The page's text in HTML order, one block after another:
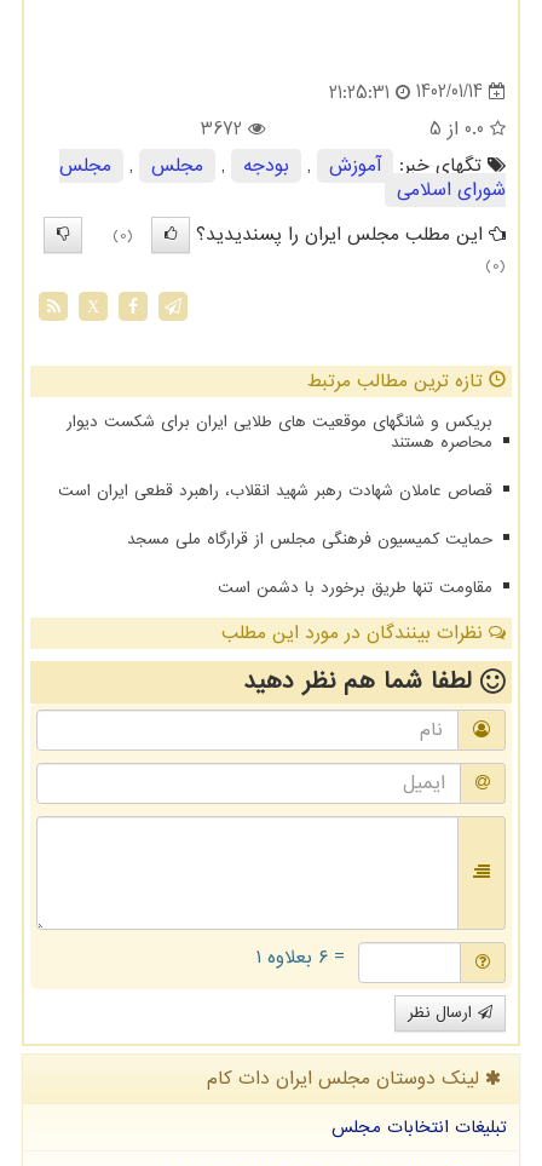
1402/01/14
21:25:31
0.0 از 5
3672
تگهای خبر:
آموزش , بودجه , مجلس ,
مجلس
شورای اسلامی
این مطلب مجلس ایران را پسندیدید؟
(0)
(0)
X
تازه ترین مطالب مرتبط
بریکس و شانگهای موقعیت های طلایی ایران برای شکست دیوار
محاصره هستند
قصاص عاملان شهادت رهبر شهید انقلاب، راهبرد قطعی ایران است
حمایت کمیسیون فرهنگی مجلس از قرارگاه ملی مسجد
مقاومت تنها طریق برخورد با دشمن است
نظرات بینندگان در مورد این مطلب
لطفا شما همنظر دهید
= ۶ بعلاوه ۱
ارسال نظر
لینک دوستان مجلس ایران دات كام
تبلیغات انتخابات مجلس